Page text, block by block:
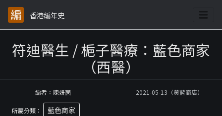
香港編年史
符迪醫生 / 梔子醫療：藍色商家
（西醫）
編者：陳妍茵 2021-05-13（黃藍商店）
所屬分類： 藍色商家